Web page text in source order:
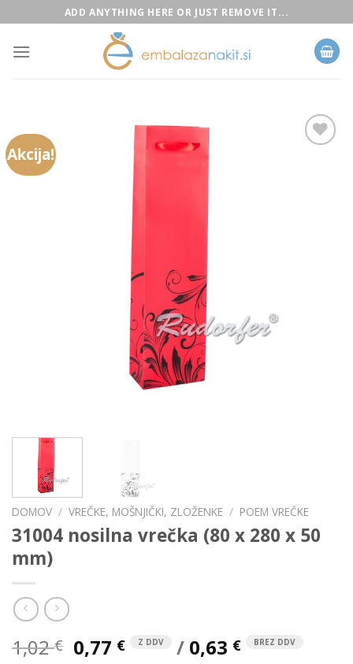
to
content
ADD ANYTHING HERE OR JUST REMOVE IT...
Akcija!
DOMOV / VREČKE, MOŠNJIČKI, ZLOŽENKE / POEM VREČKE
31004 nosilna vrečka (80 x 280 x 50
mm)
1,02€ Izvirna
0,77 €Trenutna
Z DDV / 0,63 € BREZ DDV